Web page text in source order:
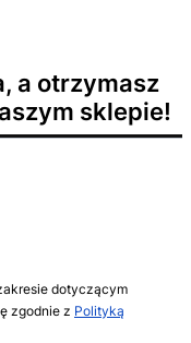
a otrzymasz
sklepie!
dotyczącym
zgodnie z Polityką